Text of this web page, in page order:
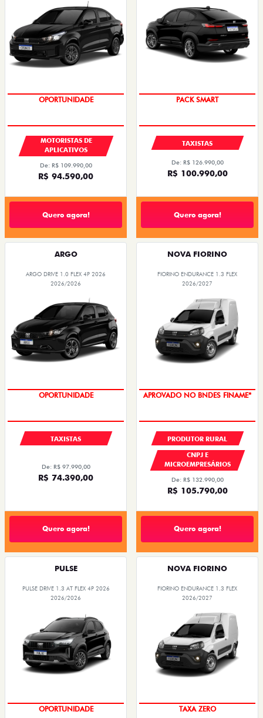
OPORTUNIDADE
MOTORISTAS DE
APLICATIVOS
De: R$ 109.990,00
R$ 94.590,00
Quero agora!
PACK SMART
TAXISTAS
De: R$ 126.990,00
R$ 100.990,00
Quero agora!
ARGO
ARGO DRIVE 1.0 FLEX 4P 2026
2026/2026
OPORTUNIDADE
TAXISTAS
De: R$ 97.990,00
R$ 74.390,00
Quero agora!
NOVA FIORINO
FIORINO ENDURANCE 1.3 FLEX
2026/2027
APROVADO NO BNDES FINAME*
PRODUTOR RURAL
CNPJ E
MICROEMPRESÁRIOS
De: R$ 132.990,00
R$ 105.790,00
Quero agora!
PULSE
PULSE DRIVE 1.3 AT FLEX 4P 2026
2026/2026
OPORTUNIDADE
NOVA FIORINO
FIORINO ENDURANCE 1.3 FLEX
2026/2027
TAXA ZERO